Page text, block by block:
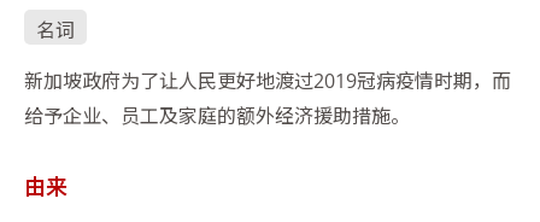
名词
新加坡政府为了让人民更好地渡过2019冠病疫情时期，而
给予企业、员工及家庭的额外经济援助措施。
由来